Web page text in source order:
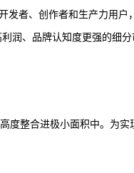
发者、创作者和生产力用户
润、品牌认知度更强的细分
度整合进极小面积中。为实